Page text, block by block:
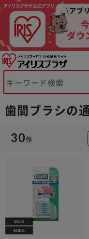
歯間ブラシの
30件
※ご確認くだ
カートに入れる